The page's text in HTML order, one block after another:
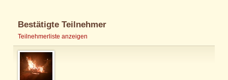
Bestätigte Teilnehmer
Teilnehmerliste anzeigen